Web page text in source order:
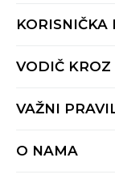
KORISNIČKA
Provjeri status
Radno vrijeme 9-
VODIČ
Načini isporuke
Reklamacije
VAŽNI
O NAMA